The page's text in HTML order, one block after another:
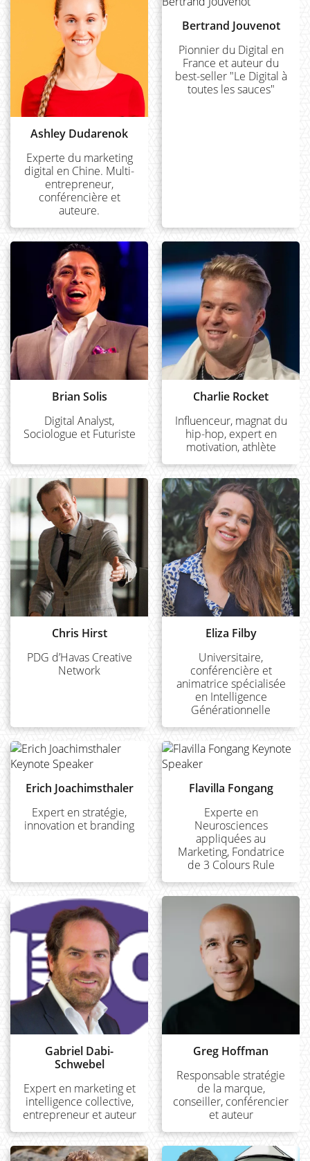
Ashley Dudarenok
Experte du marketing
digital en Chine. Multi-
entrepreneur,
conférencière et
auteure.
Bertrand Jouvenot
Pionnier du Digital en
France et auteur du
best-seller "Le Digital à
toutes les sauces"
Brian Solis
Digital Analyst,
Sociologue et Futuriste
Charlie Rocket
Influenceur, magnat du
hip-hop, expert en
motivation, athlète
Chris Hirst
PDG d’Havas Creative
Network
Eliza Filby
Universitaire,
conférencière et
animatrice spécialisée
en Intelligence
Générationnelle
Erich Joachimsthaler
Expert en stratégie,
innovation et branding
Flavilla Fongang
Experte en
Neurosciences
appliquées au
Marketing, Fondatrice
de 3 Colours Rule
Gabriel Dabi-
Schwebel
Expert en marketing et
intelligence collective,
entrepreneur et auteur
Greg Hoffman
Responsable stratégie
de la marque,
conseiller, conférencier
et auteur